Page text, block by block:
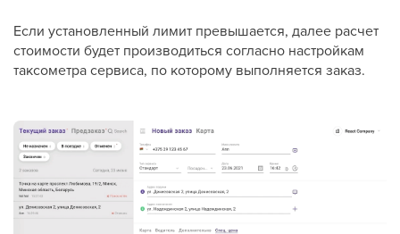
Если установленный лимит превышается, далее расчет
стоимости будет производиться согласно настройкам
таксометра сервиса, по которому выполняется заказ.